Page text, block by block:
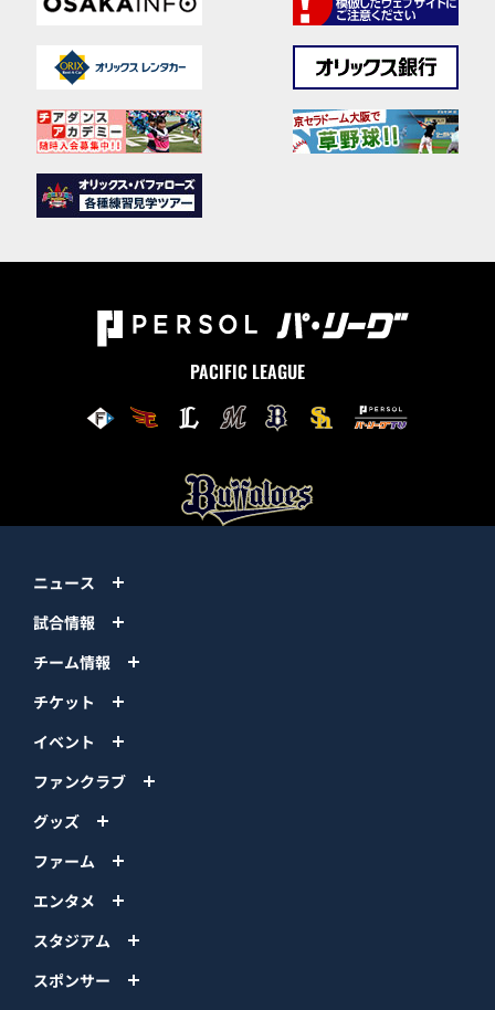
PACIFIC LEAGUE
ニュース
試合情報
チーム情報
チケット
イベント
ファンクラブ
グッズ
ファーム
エンタメ
スタジアム
スポンサー